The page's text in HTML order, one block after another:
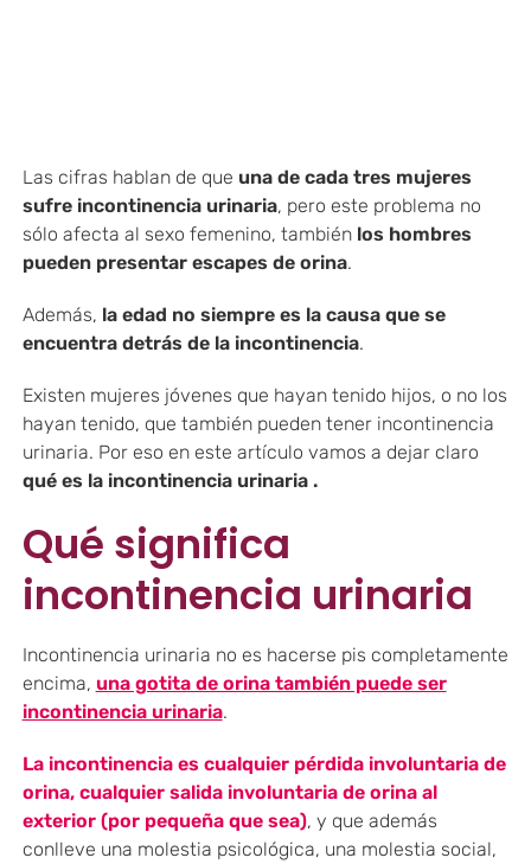
Las cifras hablan de que una de cada tres mujeres
sufre incontinencia urinaria, pero este problema no
sólo afecta al sexo femenino, también los hombres
pueden presentar escapes de orina.
Además, la edad no siempre es la causa que se
encuentra detrás de la incontinencia.
Existen mujeres jóvenes que hayan tenido hijos, o no los
hayan tenido, que también pueden tener incontinencia
urinaria. Por eso en este artículo vamos a dejar claro
qué es la incontinencia urinaria .
Qué significa
incontinencia urinaria
Incontinencia urinaria no es hacerse pis completamente
encima, una gotita de orina también puede ser
incontinencia urinaria.
La incontinencia es cualquier pérdida involuntaria de
orina, cualquier salida involuntaria de orina al
exterior (por pequeña que sea), y que además
conlleve una molestia psicológica, una molestia social,